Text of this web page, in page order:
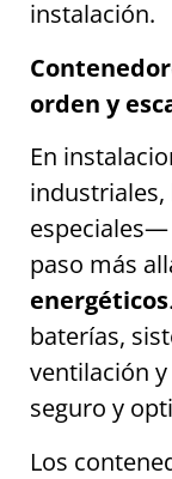
instalación.
orden y
En
paso más
energéticos
baterías,
ventilación
seguro y
Los